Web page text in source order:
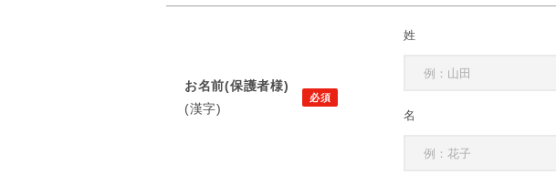
お名前(保護者様)
(漢字)
姓
名